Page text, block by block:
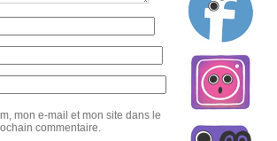
mon e-mail et mon site dans le
commentaire.